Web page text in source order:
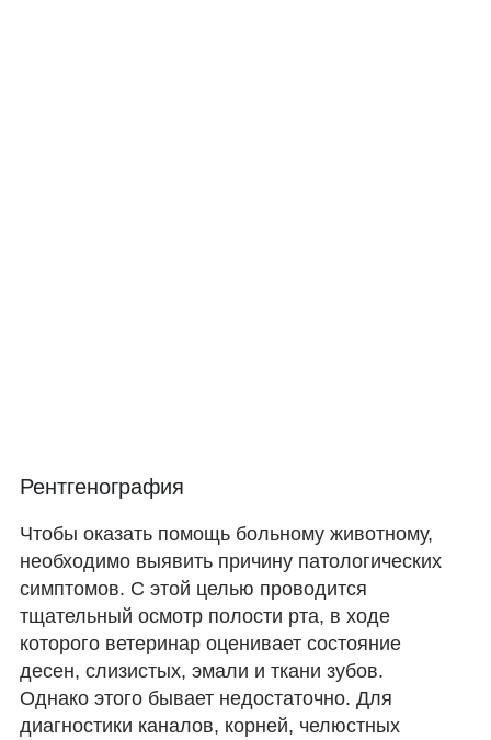
Рентгенография
Чтобы оказать помощь больному животному,
необходимо выявить причину патологических
симптомов. С этой целью проводится
тщательный осмотр полости рта, в ходе
которого ветеринар оценивает состояние
десен, слизистых, эмали и ткани зубов.
Однако этого бывает недостаточно. Для
диагностики каналов, корней, челюстных